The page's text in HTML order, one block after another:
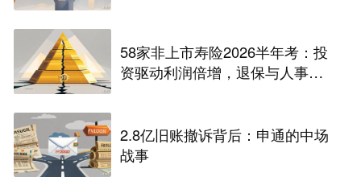
58家非上市寿险2026半年考：投
资驱动利润倍增，退保与人事风
2.8亿旧账撤诉背后：申通的中场
战事